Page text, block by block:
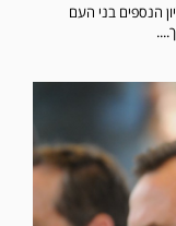
והגבורה מתייחד אתר גולר עם זכר 6 מיליון הנספים בני העם